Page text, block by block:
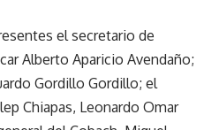
el secretario de
Alberto Aparicio Avendaño;
Gordillo Gordillo; el
Chiapas, Leonardo Omar